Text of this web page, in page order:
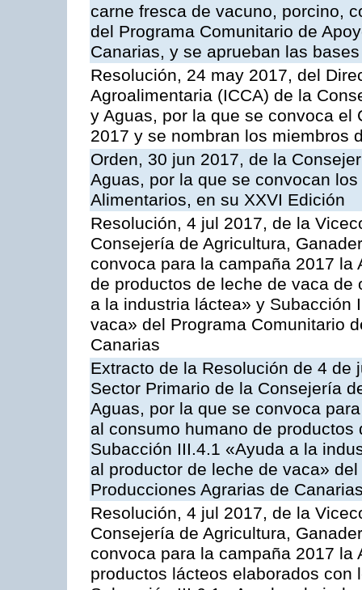
carne fresca de vacuno, porcino,
del Programa Comunitario de
Canarias, y se aprueban las
Resolución, 24 may 2017, del
Agroalimentaria (ICCA) de la
y Aguas, por la que se convoca el
2017 y se nombran los miembros
Orden, 30 jun 2017, de la
Aguas, por la que se convocan
Alimentarios, en su XXVI Edición
Resolución, 4 jul 2017, de la
Consejería de Agricultura,
convoca para la campaña 2017
de productos de leche de vaca
a la industria láctea» y Subacción
vaca» del Programa Comunitario
Canarias
Extracto de la Resolución de 4
Sector Primario de la Consejería
Aguas, por la que se convoca
al consumo humano de
Subacción III.4.1 «Ayuda a la
al productor de leche de vaca»
Producciones Agrarias de
Resolución, 4 jul 2017, de la
Consejería de Agricultura,
convoca para la campaña 2017
productos lácteos elaborados